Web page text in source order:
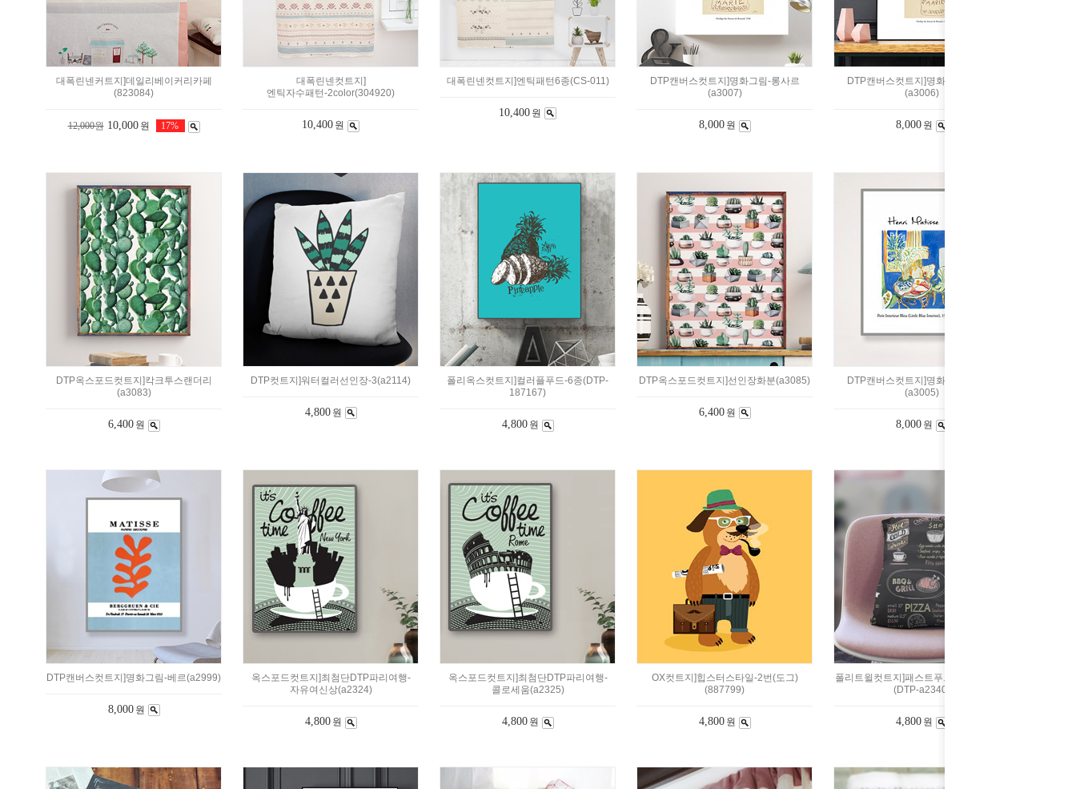
대폭린넨커트지]데일리베이커리카페
(823084)
12,000원 10,000 원 17%
대폭린넨컷트지]
엔틱자수패턴-2color(304920)
10,400 원
대폭린넨컷트지]엔틱패턴6종(CS-011)
10,400 원
DTP캔버스컷트지]명화그림-롱사르
(a3007)
8,000 원
DTP캔버스컷트지]명화그림-아모스
(a3006)
8,000 원
DTP옥스포드컷트지]칵크투스랜더리
(a3083)
6,400 원
DTP컷트지]워터컬러선인장-3(a2114)
4,800 원
폴리옥스컷트지]컬러플푸드-6종(DTP-
187167)
4,800 원
DTP옥스포드컷트지]선인장화분(a3085)
6,400 원
DTP캔버스컷트지]명화그림-블루룸
(a3005)
8,000 원
DTP캔버스컷트지]명화그림-베르(a2999)
8,000 원
옥스포드컷트지]최첨단DTP파리여행-
자유여신상(a2324)
4,800 원
옥스포드컷트지]최첨단DTP파리여행-
콜로세움(a2325)
4,800 원
OX컷트지]힙스터스타일-2번(도그)
(887799)
4,800 원
폴리트윌컷트지]패스트푸드-breakfast(4)
(DTP-a2340)
4,800 원